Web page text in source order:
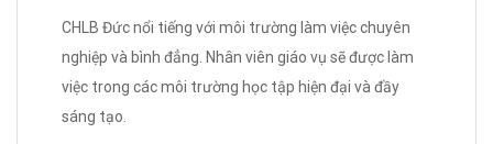
CHLB Đức nổi tiếng với môi trường làm việc chuyên
nghiệp và bình đẳng. Nhân viên giáo vụ sẽ được làm
việc trong các môi trường học tập hiện đại và đầy
sáng tạo.